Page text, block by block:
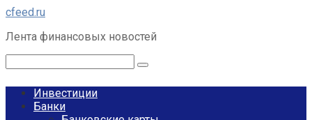
Перейти
контенту
cfeed.ru
Лента финансовых новостей
Инвестиции
Банки